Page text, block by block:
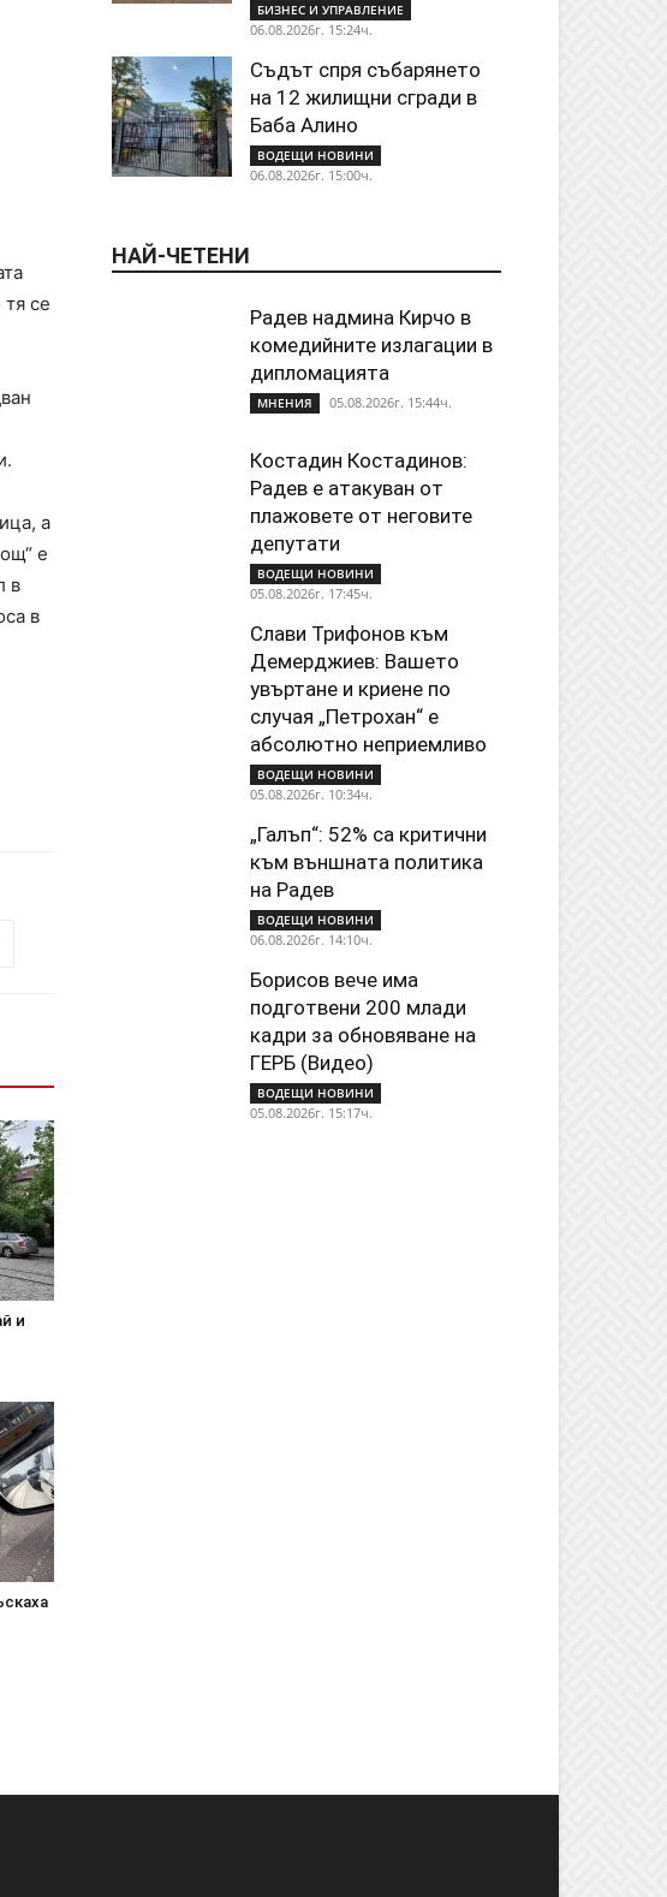
се
а
е
в
в
и
БИЗНЕС И УПРАВЛЕНИЕ
06.08.2026г. 15:24ч.
Съдът спря събарянето
на 12 жилищни сгради в
Баба Алино
ВОДЕЩИ НОВИНИ
06.08.2026г. 15:00ч.
НАЙ-ЧЕТЕНИ
Радев надмина Кирчо в
комедийните излагации в
дипломацията
МНЕНИЯ 05.08.2026г. 15:44ч.
Костадин Костадинов:
Радев е атакуван от
плажoвете от неговите
депутати
ВОДЕЩИ НОВИНИ
05.08.2026г. 17:45ч.
Слави Трифонов към
Демерджиев: Вашето
увъртане и криене по
случая „Петрохан“ е
абсолютно неприемливо
ВОДЕЩИ НОВИНИ
05.08.2026г. 10:34ч.
„Галъп“: 52% са критични
към външната политика
на Радев
ВОДЕЩИ НОВИНИ
06.08.2026г. 14:10ч.
Борисов вече има
подготвени 200 млади
кадри за обновяване на
ГЕРБ (Видео)
ВОДЕЩИ НОВИНИ
05.08.2026г. 15:17ч.